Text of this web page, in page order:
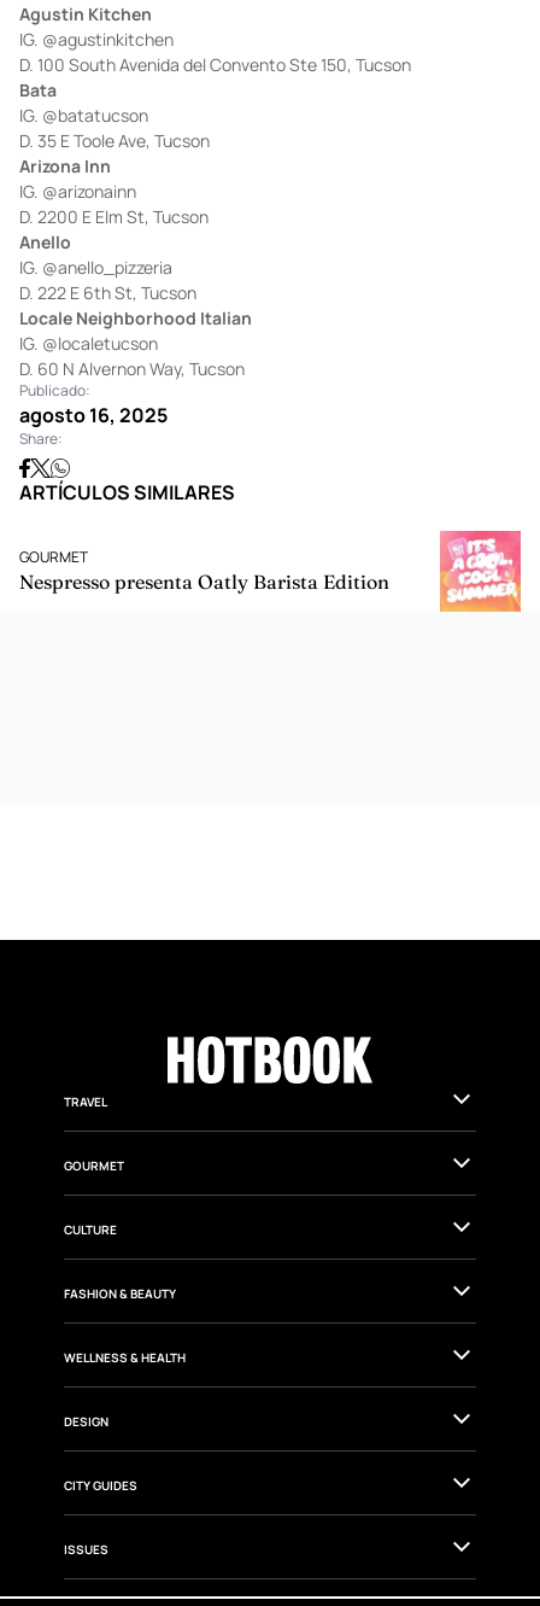
Agustin Kitchen
IG. @agustinkitchen
D. 100 South Avenida del Convento Ste 150, Tucson
Bata
IG. @batatucson
D. 35 E Toole Ave, Tucson
Arizona Inn
IG. @arizonainn
D. 2200 E Elm St, Tucson
Anello
IG. @anello_pizzeria
D. 222 E 6th St, Tucson
Locale Neighborhood Italian
IG. @localetucson
D. 60 N Alvernon Way, Tucson
Publicado:
agosto 16, 2025
Share:
ARTÍCULOS SIMILARES
GOURMET
Nespresso presenta Oatly Barista Edition
TRAVEL
GOURMET
CULTURE
FASHION & BEAUTY
WELLNESS & HEALTH
DESIGN
CITY GUIDES
ISSUES